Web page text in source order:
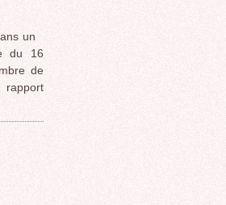
un
du 16
de
rapport